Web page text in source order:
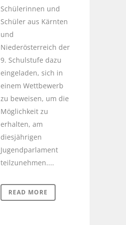
Schülerinnen und
Schüler aus Kärnten
und
Niederösterreich der
9. Schulstufe dazu
eingeladen, sich in
einem Wettbewerb
zu beweisen, um die
Möglichkeit zu
erhalten, am
diesjährigen
Jugendparlament
teilzunehmen....
READ MORE